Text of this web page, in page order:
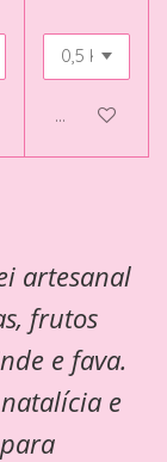
ao carrinho
Adicionar ao
artesanal
frutos
e fava.
e